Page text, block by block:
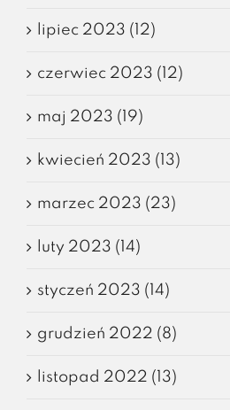
lipiec 2023 (12)
czerwiec 2023 (12)
maj 2023 (19)
kwiecień 2023 (13)
marzec 2023 (23)
luty 2023 (14)
styczeń 2023 (14)
grudzień 2022 (8)
listopad 2022 (13)